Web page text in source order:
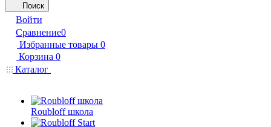
Поиск
Войти
Сравнение0
Избранные товары 0
Корзина 0
Каталог
Roubloff школа